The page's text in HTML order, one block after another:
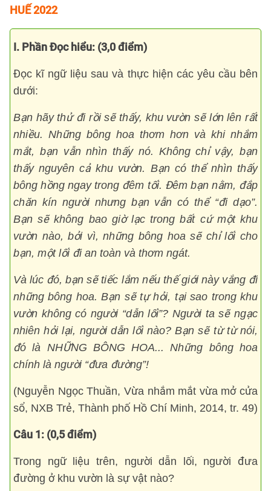
HUẾ 2022
I. Phần Đọc hiểu: (3,0 điểm)
Đọc kĩ ngữ liệu sau và thực hiện các yêu cầu bên
dưới:
Bạn hãy thử đi rồi sẽ thấy, khu vườn sẽ lớn lên rất
nhiều. Những bông hoa thơm hơn và khi nhắm
mắt, bạn vẫn nhìn thấy nó. Không chỉ vậy, bạn
thấy nguyên cả khu vườn. Bạn có thể nhìn thấy
bông hồng ngay trong đêm tối. Đêm bạn nằm, đắp
chăn kín người nhưng bạn vẫn có thể “đi dạo”.
Bạn sẽ không bao giờ lạc trong bất cứ một khu
vườn nào, bởi vì, những bông hoa sẽ chỉ lối cho
bạn, một lối đi an toàn và thơm ngát.
Và lúc đó, bạn sẽ tiếc lắm nếu thế giới này vắng đi
những bông hoa. Bạn sẽ tự hỏi, tại sao trong khu
vườn không có người “dẫn lối”? Người ta sẽ ngạc
nhiên hỏi lại, người dẫn lối nào? Bạn sẽ từ từ nói,
đó là NHỮNG BÔNG HOA... Những bông hoa
chính là người “đưa đường”!
(Nguyễn Ngọc Thuần, Vừa nhắm mắt vừa mở cửa
sổ, NXB Trẻ, Thành phố Hồ Chí Minh, 2014, tr. 49)
Câu 1: (0,5 điểm)
Trong ngữ liệu trên, người dẫn lối, người đưa
đường ở khu vườn là sự vật nào?